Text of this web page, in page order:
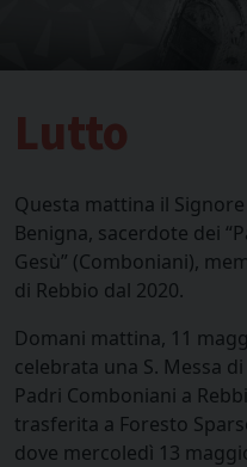
Lutto
Questa mattina il
Benigna, sacerdote dei
Gesù” (Comboniani),
di Rebbio dal 2020.
Domani mattina, 11
celebrata una S. Messa
Padri Comboniani a
trasferita a Foresto
dove mercoledì 13